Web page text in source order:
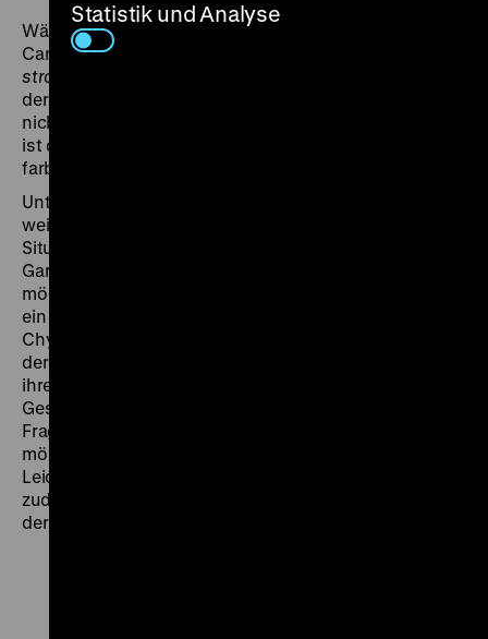
Während im Wettbewerb der Filmfestspiele von
Cannes 1970 Věra Chytilovás dritter Langfilm
stromů rajských jíme
der Tschechoslowakei entschieden, dass der Film dort
nicht in die Kinos kommen wird. Zu subversiv und wild
ist den politischen Entscheidungsträgern diese
farbenprächtige, opernhafte Detektivgeschichte.
Unter einem Apfelbaum sitzen Joseph und Eva. Sie
weiß, dass er sie betrügt. In die festgefahrene
Situation kommt Bewegung, als ein Fremder in den
Garten, in dem die beiden verweilen, eindringt. Eva
möchte sich ihm hingeben, doch sie erfährt, dass er
ein Frauenmörder ist. Was tun? Aufs Neue lotet
Chytilová in
der Abstraktion aus und schafft so einen Höhepunkt
ihrer experimentellen Formensuche. Ein Film über
Geschlechterverhältnisse, Unterdrückung und die
Frage, ob man nicht lieber unwissend glücklich sein
möchte. Denn der rote Apfel der Erkenntnis bringt viel
Leid mit sich. In allegorischer Form spielt der Film
zudem auf die Besetzung der Tschechoslowakei nach
der Niederschlagung des Prager Frühlings an. (mbh)
Statistik und Analyse